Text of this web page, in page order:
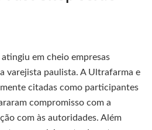
em cheio empresas
varejista paulista. A Ultrafarma e
citadas como participantes
compromisso com a
com às autoridades. Além